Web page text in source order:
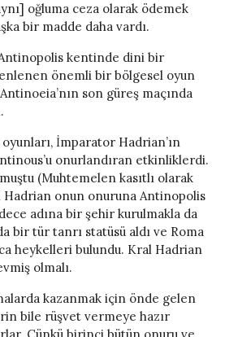
oğluma ceza olarak ödemek
bir madde daha vardı.
Antinopolis kentinde dini bir
önemli bir bölgesel oyun
son güreş maçında
İmparator Hadrian’ın
onurlandıran etkinliklerdi.
(Muhtemelen kasıtlı olarak
Hadrian onun onuruna Antinopolis
adına bir şehir kurulmakla da
bir tür tanrı statüsü aldı ve Roma
heykelleri bulundu. Kral Hadrian
olmalı.
kazanmak için önde gelen
bile rüşvet vermeye hazır